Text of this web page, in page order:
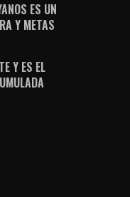
ES UN
Y METAS
Y ES EL